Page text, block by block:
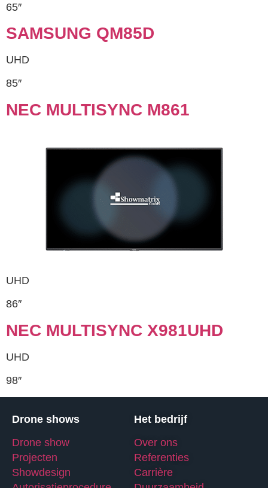
65″
SAMSUNG QM85D
UHD
85″
NEC MULTISYNC M861
UHD
86″
NEC MULTISYNC X981UHD
UHD
98″
Drone shows
Drone show
Projecten
Showdesign
Het bedrijf
Over ons
Referenties
Carrière